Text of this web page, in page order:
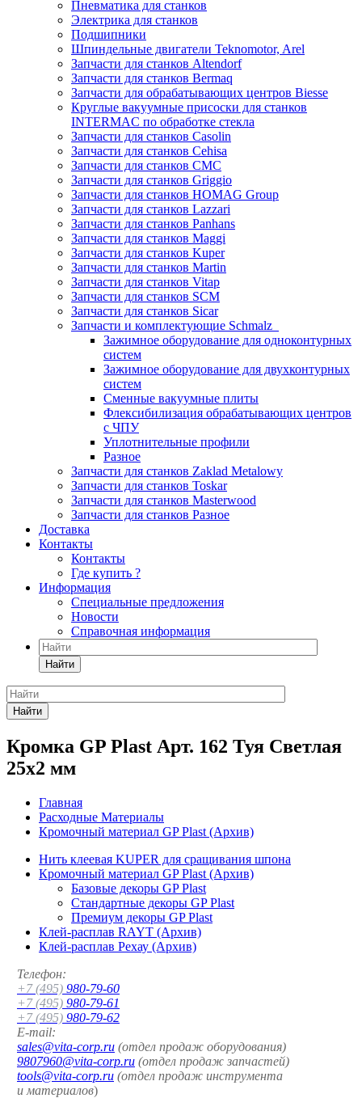
Пневматика для станков
Электрика для станков
Подшипники
Шпиндельные двигатели Teknomotor, Arel
Запчасти для станков Altendorf
Запчасти для станков Bermaq
Запчасти для обрабатывающих центров Biesse
Круглые вакуумные присоски для станков
INTERMAC по обработке стекла
Запчасти для станков Casolin
Запчасти для станков Cehisa
Запчасти для станков CMC
Запчасти для станков Griggio
Запчасти для станков HOMAG Group
Запчасти для станков Lazzari
Запчасти для станков Panhans
Запчасти для станков Maggi
Запчасти для станков Kuper
Запчасти для станков Martin
Запчасти для станков Vitap
Запчасти для станков SCM
Запчасти для станков Sicar
Запчасти и комплектующие Schmalz
Зажимное оборудование для одноконтурных
систем
Зажимное оборудование для двухконтурных
систем
Сменные вакуумные плиты
Флексибилизация обрабатывающих центров
с ЧПУ
Уплотнительные профили
Разное
Запчасти для станков Zaklad Metalowy
Запчасти для станков Toskar
Запчасти для станков Masterwood
Запчасти для станков Разное
Доставка
Контакты
Контакты
Где купить ?
Информация
Специальные предложения
Новости
Справочная информация
Найти
Найти
Кромка GP Plast Арт. 162 Туя Светлая
25x2 мм
Главная
Расходные Материалы
Кромочный материал GP Plast (Архив)
Нить клеевая KUPER для сращивания шпона
Кромочный материал GP Plast (Архив)
Базовые декоры GP Plast
Стандартные декоры GP Plast
Премиум декоры GP Plast
Клей-расплав RAYT (Архив)
Клей-расплав Рехау (Архив)
Телефон:
+7 (495) 980-79-60
+7 (495) 980-79-61
+7 (495) 980-79-62
E-mail:
sales@vita-corp.ru (отдел продаж оборудования)
9807960@vita-corp.ru (отдел продаж запчастей)
tools@vita-corp.ru (отдел продаж инструмента
и материалов)